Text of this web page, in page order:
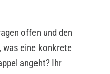
offen und den
was eine konkrete
angeht? Ihr